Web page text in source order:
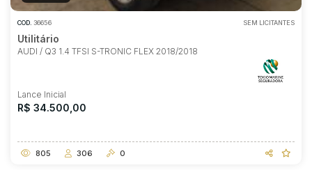
COD. 36656 SEM LICITANTES
Utilitário
AUDI / Q3 1.4 TFSI S-TRONIC FLEX 2018/2018
Lance Inicial
R$ 34.500,00
805 306 0